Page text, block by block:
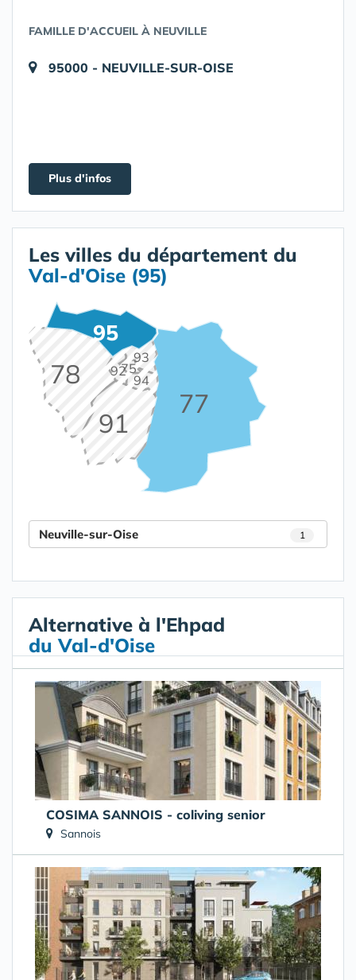
FAMILLE D'ACCUEIL À NEUVILLE
95000 - NEUVILLE-SUR-OISE
Plus d'infos
Les villes du département du
Val-d'Oise (95)
75
77
78
91
92
93
94
95
Neuville-sur-Oise 1
Alternative à l'Ehpad
du Val-d'Oise
COSIMA SANNOIS - coliving senior
Sannois